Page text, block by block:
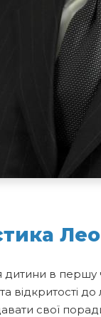
дитини в
відкритості
свої поради